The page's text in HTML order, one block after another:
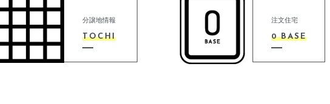
分譲地情報
TOCHI
注文住宅
0 BASE